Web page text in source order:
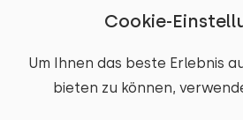
Cookie-
Um Ihnen das beste Erlebnis
bieten zu können,
© 2026 Heerlijke Huisjes